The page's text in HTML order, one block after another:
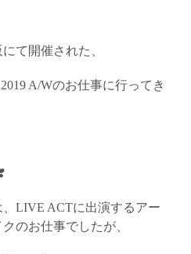
て開催された、
A/Wのお仕事に行ってき
LIVE ACTに出演するアー
のお仕事でしたが、